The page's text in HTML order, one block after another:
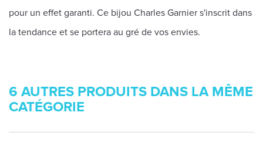
pour un effet garanti. Ce bijou Charles Garnier s'inscrit dans
la tendance et se portera au gré de vos envies.
6 AUTRES PRODUITS DANS LA MÊME
CATÉGORIE